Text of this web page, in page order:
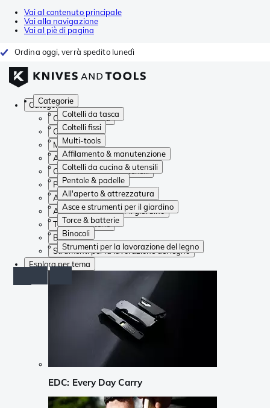
Vai al contenuto principale
Vai alla navigazione
Vai al piè di pagina
Ordina oggi, verrà spedito lunedì
Categorie
Coltelli da tasca
Coltelli fissi
Multi-tools
Affilamento & manutenzione
Coltelli da cucina & utensili
Pentole & padelle
All'aperto & attrezzatura
Asce e strumenti per il giardino
Torce & batterie
Binocoli
Strumenti per la lavorazione del legno
Categorie
Coltelli da tasca
Coltelli fissi
Multi-tools
Affilamento & manutenzione
Coltelli da cucina & utensili
Pentole & padelle
All'aperto & attrezzatura
Asce e strumenti per il giardino
Torce & batterie
Binocoli
Strumenti per la lavorazione del legno
Esplora per tema
EDC: Every Day Carry